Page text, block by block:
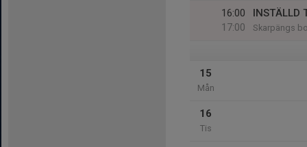
16:00
17:00
INSTÄLLD
Skarpängs
15
Mån
16
Tis